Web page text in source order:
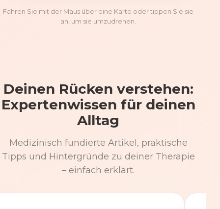
Fahren Sie mit der Maus über eine Karte oder tippen Sie sie
an, um sie umzudrehen.
Deinen Rücken verstehen:
Expertenwissen für deinen
Alltag
Medizinisch fundierte Artikel, praktische
Tipps und Hintergründe zu deiner Therapie
– einfach erklärt.